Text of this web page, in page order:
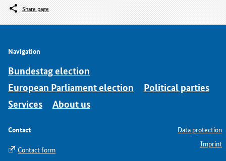
Share page
Navigation
Bundestag election
European Parliament election
Political parties
Services
About us
Contact
Contact form
Data protection
Imprint